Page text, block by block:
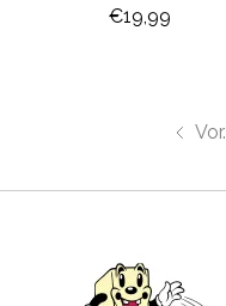
€19,99
Vor.